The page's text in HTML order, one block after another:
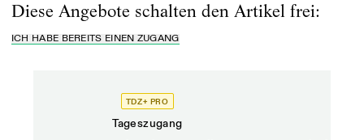
Diese Angebote schalten den Artikel frei:
ICH HABE BEREITS EINEN ZUGANG
TDZ+ PRO
Tageszugang